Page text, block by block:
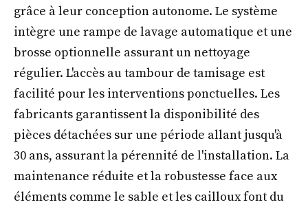
grâce à leur conception autonome. Le système
intègre une rampe de lavage automatique et une
brosse optionnelle assurant un nettoyage
régulier. L'accès au tambour de tamisage est
facilité pour les interventions ponctuelles. Les
fabricants garantissent la disponibilité des
pièces détachées sur une période allant jusqu'à
30 ans, assurant la pérennité de l'installation. La
maintenance réduite et la robustesse face aux
éléments comme le sable et les cailloux font du